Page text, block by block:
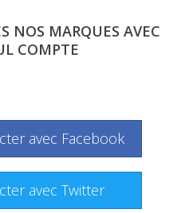
NOS MARQUES AVEC
COMPTE
avec Facebook
avec Twitter